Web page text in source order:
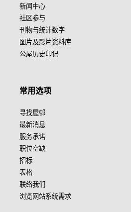
新闻中心
社区参与
刊物与统计数字
图片及影片资料库
公屋历史印记
常用选项
寻找屋邨
最新消息
服务承诺
职位空缺
招标
表格
联络我们
浏览网站系统需求